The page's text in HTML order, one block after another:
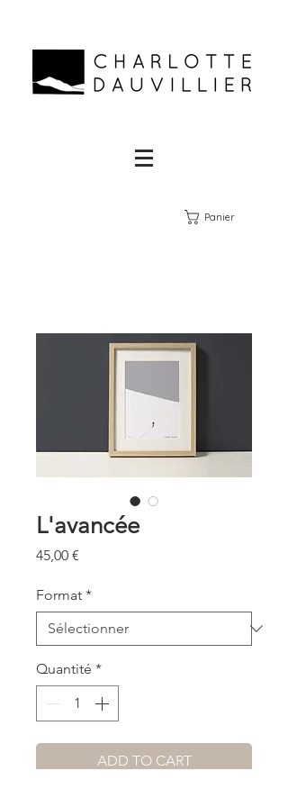
Panier
L'avancée
45,00 €
Format *
Quantité *
ADD TO CART